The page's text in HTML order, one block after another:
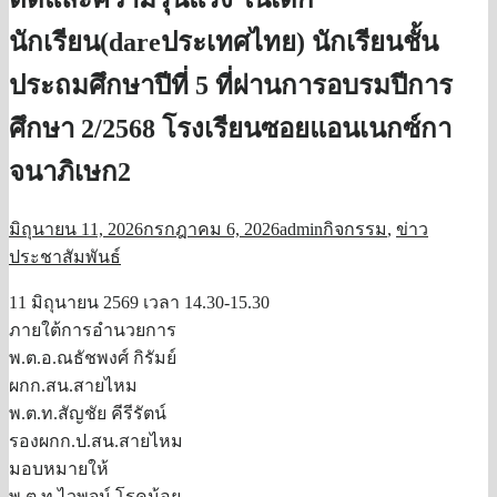
นักเรียน(dareประเทศไทย) นักเรียนชั้น
ประถมศึกษาปีที่ 5 ที่ผ่านการอบรมปีการ
ศึกษา 2/2568 โรงเรียนซอยแอนเนกซ์กา
จนาภิเษก2
มิถุนายน 11, 2026กรกฎาคม 6, 2026adminกิจกรรม, ข่าว
ประชาสัมพันธ์
11 มิถุนายน 2569 เวลา 14.30-15.30
ภายใต้การอำนวยการ
พ.ต.อ.ณธัชพงศ์ กิรัมย์
ผกก.สน.สายไหม
พ.ต.ท.สัญชัย คีรีรัตน์
รองผกก.ป.สน.สายไหม
มอบหมายให้